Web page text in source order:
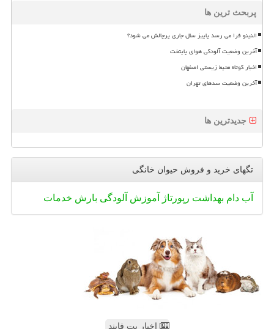
پربحث ترین ها
النینو فرا می رسد پاییز سال جاری پرچالش می شود؟
آخرین وضعیت آلودگی هوای پایتخت
اخبار کوتاه محیط زیستی اصفهان
آخرین وضعیت سدهای تهران
جدیدترین ها
تگهای خرید و فروش حیوان خانگی
آب دام بهداشت رپورتاژ آموزش آلودگی بارش خدمات
اخبار پت فایند